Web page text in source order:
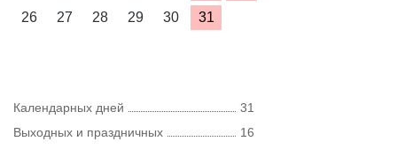
26
27 28 29 30 31
Календарных дней
31
Выходных и праздничных
16